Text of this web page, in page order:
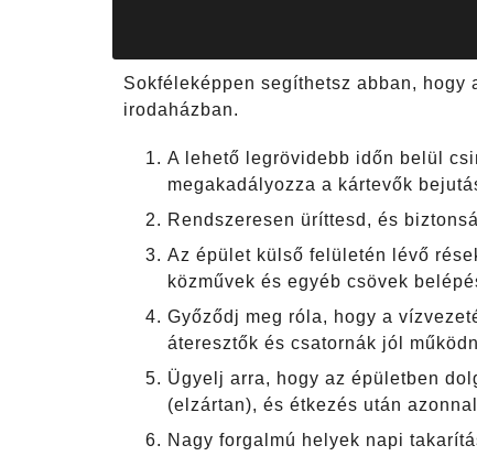
Sokféleképpen segíthetsz abban,
irodaházban.
A lehető legrövidebb időn belül
megakadályozza a kártevők
Rendszeresen üríttesd, és
Az épület külső felületén lévő
közművek és egyéb csövek
Győződj meg róla, hogy a
áteresztők és csatornák jól
Ügyelj arra, hogy az épületben
(elzártan), és étkezés után
Nagy forgalmú helyek napi